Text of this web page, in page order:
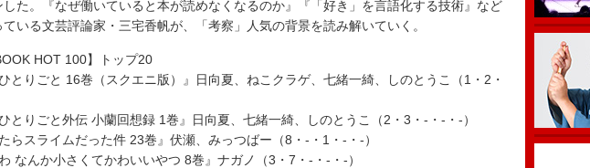
た。『なぜ働いていると本が読めなくなるのか』『「好き」を言語化する技術』など
いる文芸評論家・三宅香帆が、「考察」人気の背景を読み解いていく。
HOT 100】トップ20
とりごと 16巻（スクエニ版）』日向夏、ねこクラゲ、七緒一綺、しのとうこ（1・2・
とりごと外伝 小蘭回想録 1巻』日向夏、七緒一綺、しのとうこ（2・3・-・-・-）
らスライムだった件 23巻』伏瀬、みっつばー（8・-・1・-・-）
なんか小さくてかわいいやつ 8巻』ナガノ（3・7・-・-・-）